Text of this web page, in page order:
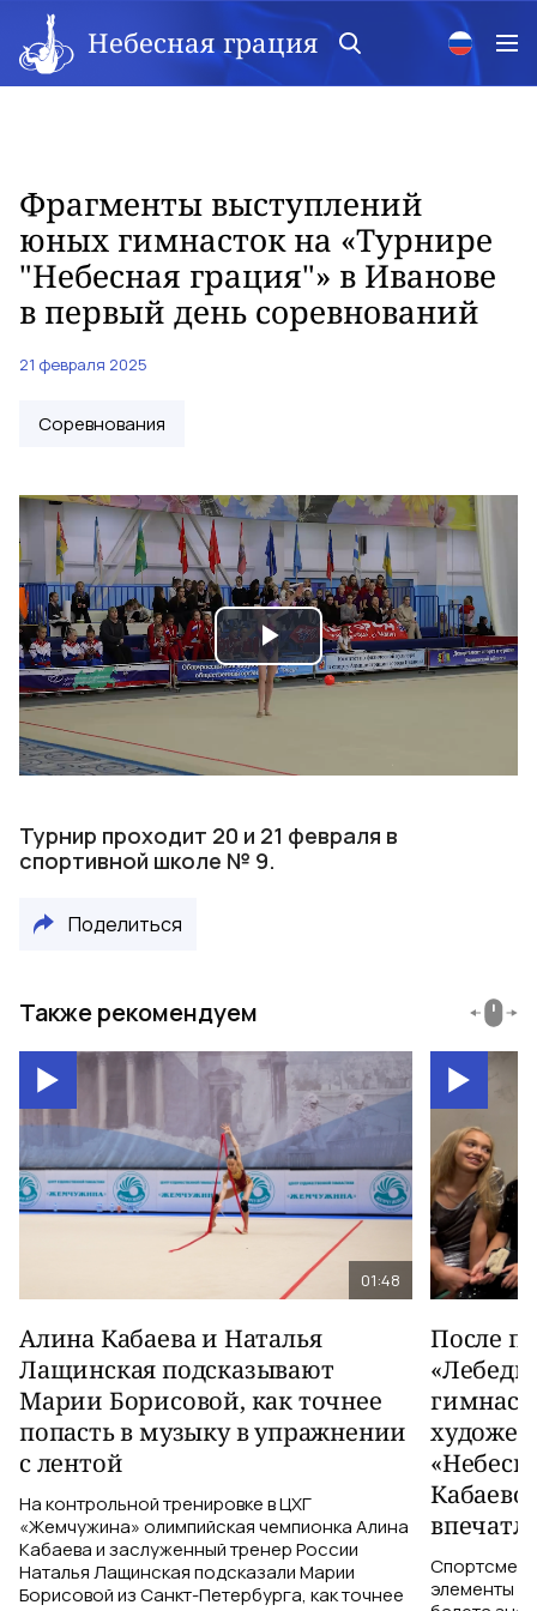
Небесная грация
Фрагменты выступлений
юных гимнасток на «Турнире
"Небесная грация"» в Иванове
в первый день соревнований
21 февраля 2025
Соревнования
Play
Video
Турнир проходит 20 и 21 февраля в
спортивной школе № 9.
Поделиться
Также рекомендуем
01:48
Алина Кабаева и Наталья
Лащинская подсказывают
Марии Борисовой, как точнее
попасть в музыку в упражнении
с лентой
На контрольной тренировке в ЦХГ
«Жемчужина» олимпийская чемпионка Алина
Кабаева и заслуженный тренер России
Наталья Лащинская подсказали Марии
Борисовой из Санкт-Петербурга, как точнее
После
элементы